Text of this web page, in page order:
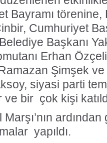
Bayramı
Cumhuriyet
Başkanı
Erhan
Şimşek
siyasi parti
bir çok kişi
yapıldı.